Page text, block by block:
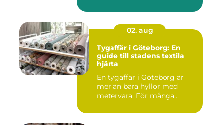
02. aug
Tygaffär i Göteborg: En
guide till stadens textila
hjärta
En tygaffär i Göteborg är
mer än bara hyllor med
metervara. För många...